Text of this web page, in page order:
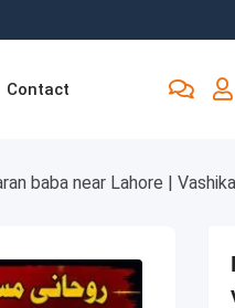
Contact
baba near Lahore |